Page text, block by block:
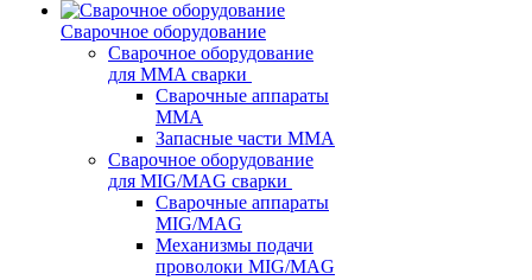
Сварочное оборудование
Сварочное оборудование
для MMA сварки
Сварочные аппараты
MMA
Запасные части MMA
Сварочное оборудование
для MIG/MAG сварки
Сварочные аппараты
MIG/MAG
Механизмы подачи
проволоки MIG/MAG